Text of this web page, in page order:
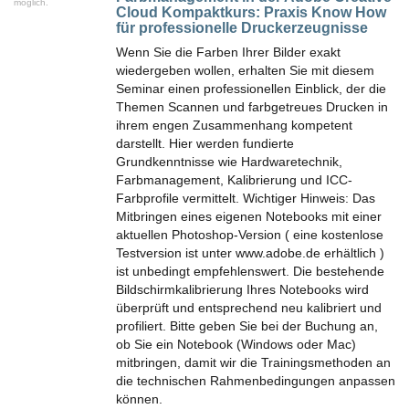
möglich.
Cloud Kompaktkurs: Praxis Know How
für professionelle Druckerzeugnisse
Wenn Sie die Farben Ihrer Bilder exakt
wiedergeben wollen, erhalten Sie mit diesem
Seminar einen professionellen Einblick, der die
Themen Scannen und farbgetreues Drucken in
ihrem engen Zusammenhang kompetent
darstellt. Hier werden fundierte
Grundkenntnisse wie Hardwaretechnik,
Farbmanagement, Kalibrierung und ICC-
Farbprofile vermittelt. Wichtiger Hinweis: Das
Mitbringen eines eigenen Notebooks mit einer
aktuellen Photoshop-Version ( eine kostenlose
Testversion ist unter www.adobe.de erhältlich )
ist unbedingt empfehlenswert. Die bestehende
Bildschirmkalibrierung Ihres Notebooks wird
überprüft und entsprechend neu kalibriert und
profiliert. Bitte geben Sie bei der Buchung an,
ob Sie ein Notebook (Windows oder Mac)
mitbringen, damit wir die Trainingsmethoden an
die technischen Rahmenbedingungen anpassen
können.